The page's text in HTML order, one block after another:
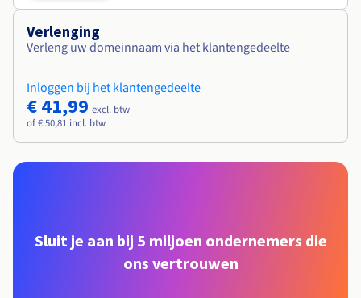
Verlenging
Verleng uw domeinnaam via het klantengedeelte
Inloggen bij het klantengedeelte
€ 41,99 excl. btw
of € 50,81 incl. btw
Sluit je aan bij 5 miljoen ondernemers die
ons vertrouwen